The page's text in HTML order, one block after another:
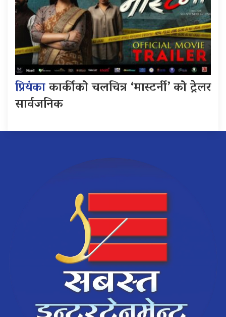
प्रियंकाकार्कीको चलचित्र ‘मास्टर्नी’ को ट्रेलर
सार्वजनिक